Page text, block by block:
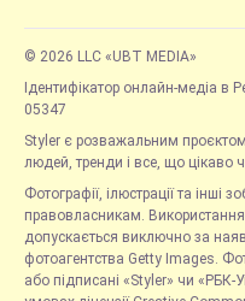
© 2026 LLC «UBT MEDIA»
Ідентифікатор онлайн-медіа в
05347
Styler є розважальним
людей, тренди і все, що цікаво
Фотографії, ілюстрації та інші
правовласникам.
допускається виключно за
фотоагентства Getty Images.
або підписані «Styler» чи «РБК-